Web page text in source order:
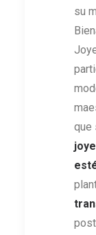
su
que